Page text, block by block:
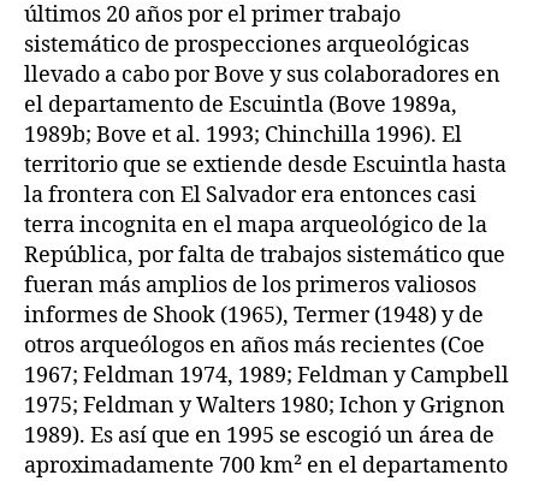
últimos 20 años por el primer trabajo
sistemático de prospecciones arqueológicas
llevado a cabo por Bove y sus colaboradores en
el departamento de Escuintla (Bove 1989a,
1989b; Bove et al. 1993; Chinchilla 1996). El
territorio que se extiende desde Escuintla hasta
la frontera con El Salvador era entonces casi
terra incognita en el mapa arqueológico de la
República, por falta de trabajos sistemático que
fueran más amplios de los primeros valiosos
informes de Shook (1965), Termer (1948) y de
otros arqueólogos en años más recientes (Coe
1967; Feldman 1974, 1989; Feldman y Campbell
1975; Feldman y Walters 1980; Ichon y Grignon
1989). Es así que en 1995 se escogió un área de
aproximadamente 700 km² en el departamento